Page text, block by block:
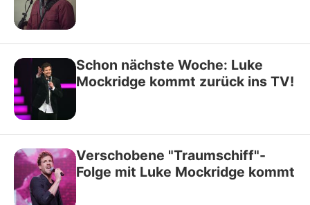
Schon nächste Woche: Luke
Mockridge kommt zurück ins TV!
Verschobene "Traumschiff"-
Folge mit Luke Mockridge kommt